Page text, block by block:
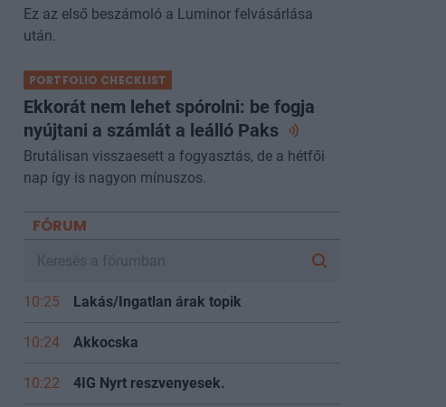
Ez az első beszámoló a Luminor felvásárlása
után.
PORTFOLIO CHECKLIST
Ekkorát nem lehet spórolni: be fogja
nyújtani a számlát a leálló Paks
Brutálisan visszaesett a fogyasztás, de a hétfői
nap így is nagyon mínuszos.
FÓRUM
10:25 Lakás/Ingatlan árak topik
10:24 Akkocska
10:22 4IG Nyrt reszvenyesek.